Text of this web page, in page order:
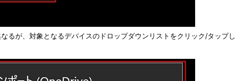
るが、対象となるデバイスのドロップダウンリストをクリック/タップ